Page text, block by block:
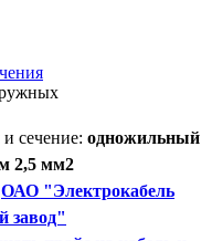
сечение: одножильный
2,5 мм2
ОАО "Электрокабель
завод"